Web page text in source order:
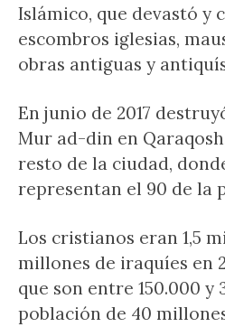
Islámico, que devastó y
escombros iglesias,
obras antiguas y
En junio de 2017
Mur ad-din en
resto de la ciudad,
representan el 90 de la
Los cristianos eran 1,5
millones de iraquíes en
que son entre 150.000 y
población de 40